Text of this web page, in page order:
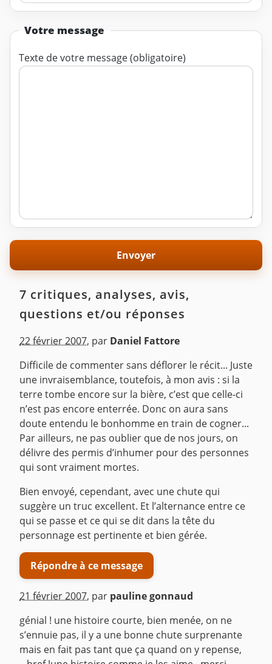
Votre message
Texte de votre message (obligatoire)
7 critiques, analyses, avis,
questions et/ou réponses
22 février 2007, par Daniel Fattore
Difficile de commenter sans déflorer le récit... Juste
une invraisemblance, toutefois, à mon avis : si la
terre tombe encore sur la bière, c’est que celle-ci
n’est pas encore enterrée. Donc on aura sans
doute entendu le bonhomme en train de cogner...
Par ailleurs, ne pas oublier que de nos jours, on
délivre des permis d’inhumer pour des personnes
qui sont vraiment mortes.
Bien envoyé, cependant, avec une chute qui
suggère un truc excellent. Et l’alternance entre ce
qui se passe et ce qui se dit dans la tête du
personnage est pertinente et bien gérée.
Répondre à ce message
21 février 2007, par pauline gonnaud
génial ! une histoire courte, bien menée, on ne
s’ennuie pas, il y a une bonne chute surprenante
mais en fait pas tant que ça quand on y repense,